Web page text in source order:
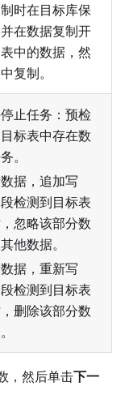
时在目标库保
在数据复制开
中的数据，然
复制。
止任务：预检
标表中存在数
。
据，追加写
检测到目标表
忽略该部分数
他数据。
据，重新写
检测到目标表
删除该部分数
，然后单击下一